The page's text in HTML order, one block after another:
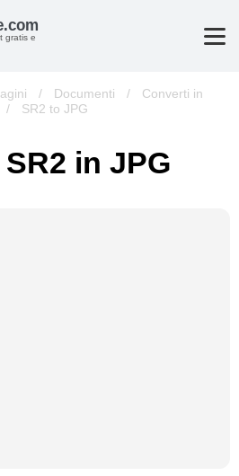
gratis e
/ Documenti /
Converti in
/ SR2 to JPG
in JPG